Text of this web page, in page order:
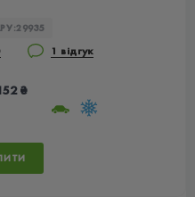
29935
1 відгук
₴